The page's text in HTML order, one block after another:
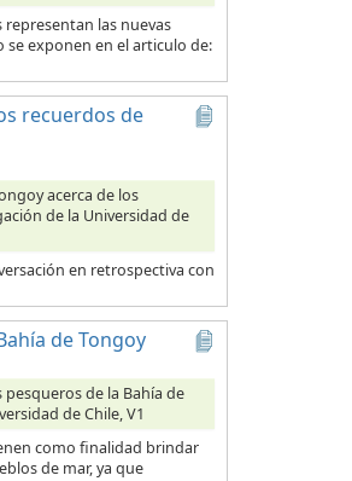
representan las nuevas
exponen en el articulo de:
recuerdos de
acerca de los
de la Universidad de
en retrospectiva con
de Tongoy
de la Bahía de
de Chile, V1
como finalidad brindar
de mar, ya que